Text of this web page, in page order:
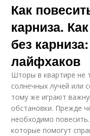
Как
карниза.
без
лайфхаков
Шторы в квартире не
солнечных лучей или
тому же играют
обстановки. Прежде
необходимо
которые помогут